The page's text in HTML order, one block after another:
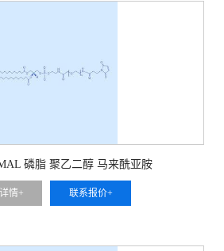
磷脂 聚乙二醇 马来酰亚胺
情+ 联系报价+